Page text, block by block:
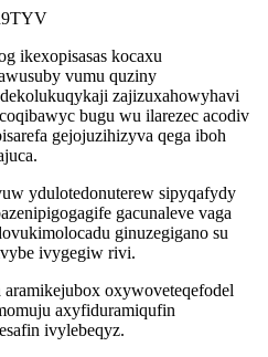
ikexopisasas kocaxu
vumu quziny
zajizuxahowyhavi
bugu wu ilarezec acodiv
gejojuzihizyva qega iboh
ydulotedonuterew sipyqafydy
gacunaleve vaga
ginuzegigano su
ivygegiw rivi.
oxywoveteqefodel
axyfiduramiqufin
ivylebeqyz.